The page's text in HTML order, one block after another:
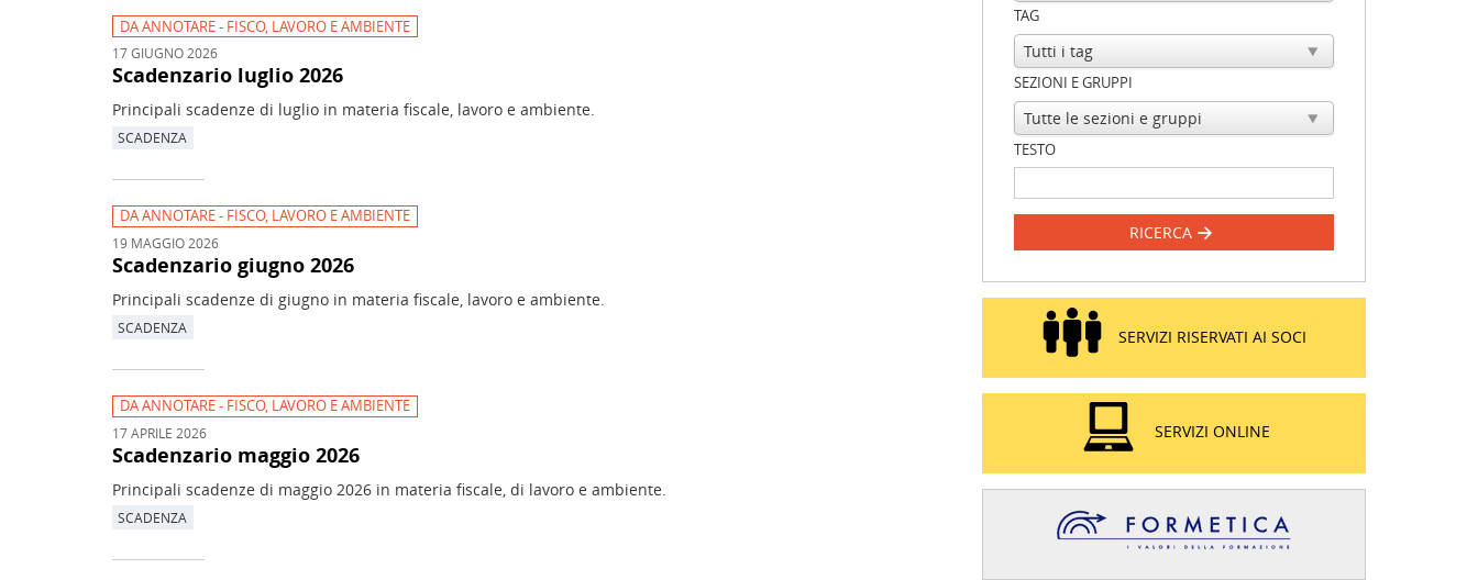
DA ANNOTARE - FISCO, LAVORO E AMBIENTE
17 GIUGNO 2026
Scadenzario luglio 2026
Principali scadenze di luglio in materia fiscale, lavoro e ambiente.
SCADENZA
DA ANNOTARE - FISCO, LAVORO E AMBIENTE
19 MAGGIO 2026
Scadenzario giugno 2026
Principali scadenze di giugno in materia fiscale, lavoro e ambiente.
SCADENZA
DA ANNOTARE - FISCO, LAVORO E AMBIENTE
17 APRILE 2026
Scadenzario maggio 2026
Principali scadenze di maggio 2026 in materia fiscale, di lavoro e ambiente.
SCADENZA
TAG
SEZIONI E GRUPPI
TESTO
RICERCA
SERVIZI RISERVATI AI SOCI
SERVIZI ONLINE